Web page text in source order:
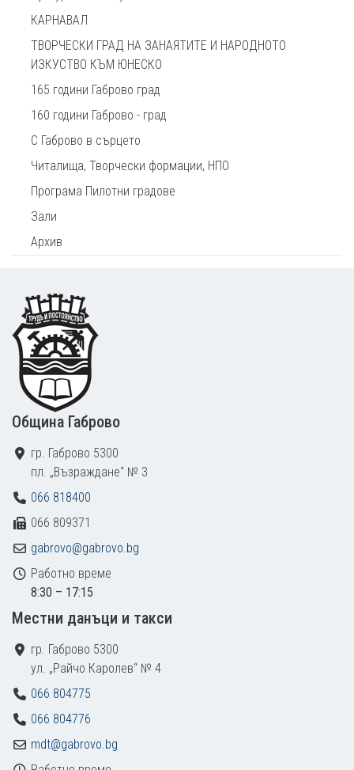
КАРНАВАЛ
ТВОРЧЕСКИ ГРАД НА ЗАНАЯТИТЕ И НАРОДНОТО
ИЗКУСТВО КЪМ ЮНЕСКО
165 години Габрово град
160 години Габрово - град
С Габрово в сърцето
Читалища, Творчески формации, НПО
Програма Пилотни градове
Зали
Архив
Footer
Община Габрово
гр. Габрово 5300
пл. „Възраждане“ № 3
066 818400
066 809371
gabrovo@gabrovo.bg
Работно време
8:30 – 17:15
Местни данъци и такси
гр. Габрово 5300
ул. „Райчо Каролев“ № 4
066 804775
066 804776
mdt@gabrovo.bg